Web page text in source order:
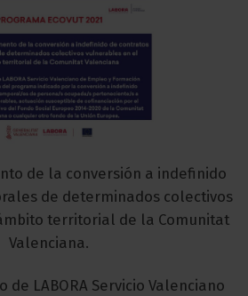
de la conversión a indefinido
de determinados colectivos
territorial de la Comunitat
Valenciana.
de LABORA Servicio Valenciano